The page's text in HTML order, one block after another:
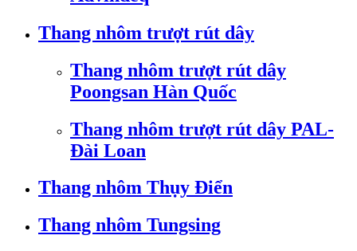
Thang nhôm trượt rút dây
Thang nhôm trượt rút dây
Poongsan Hàn Quốc
Thang nhôm trượt rút dây PAL-
Đài Loan
Thang nhôm Thụy Điển
Thang nhôm Tungsing